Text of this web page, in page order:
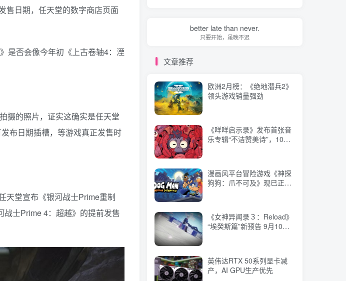
售日期，任天堂的数字商店页面
是否会像今年初《上古卷轴4：湮
摄的照片，证实这确实是任天堂
布日期插槽，等游戏真正发售时
天堂宣布《银河战士Prime重制
士Prime 4：超越》的提前发售
文章推荐
《咩咩启示录》发布首张音
乐专辑“不洁赞美诗”，10月
漫画风平台冒险游戏《神探
狗狗：爪不可及》现已正式
《女神异闻录３：Reload》
“埃癸斯篇”新预告 9月10日
英伟达RTX 50系列显卡减
产，AI GPU生产优先
泰国武侠动作游戏《燃烧之
剑：死亡之日》新预告与PC
better late than never.
只要开始，虽晚不迟
文章推荐
欧洲2月榜：《绝地潜兵2》
领头游戏销量强劲
《咩咩启示录》发布首张音
乐专辑“不洁赞美诗”，10月
漫画风平台冒险游戏《神探
狗狗：爪不可及》现已正式
《女神异闻录３：Reload》
“埃癸斯篇”新预告 9月10日
英伟达RTX 50系列显卡减
产，AI GPU生产优先